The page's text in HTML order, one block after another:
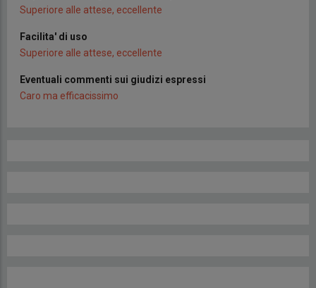
Superiore alle attese, eccellente
Facilita' di uso
Superiore alle attese, eccellente
Eventuali commenti sui giudizi espressi
Caro ma efficacissimo